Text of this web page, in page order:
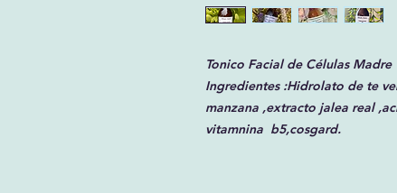
Tonico Facial de Células Madre
Ingredientes :Hidrolato de te
manzana ,extracto jalea real
vitamnina b5,cosgard.